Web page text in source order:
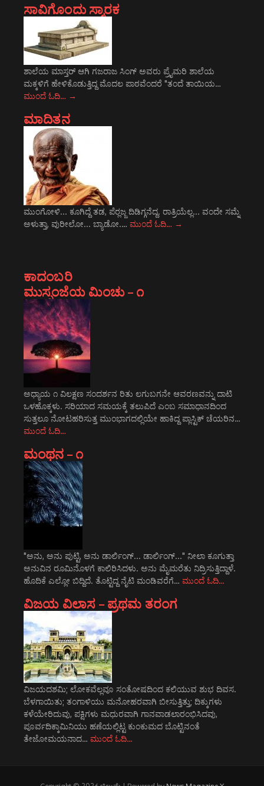
ಸಾವಿಗೊಂದು ಸ್ಮಾರಕ
ಶಾಲೆಯ ಮಾಸ್ತರ್ ಆಗಿ ಗಜರಾಜ ಸಿಂಗ್ ಅವರು ಪ್ರೈಮರಿ ಶಾಲೆಯ
ಮಕ್ಕಳಿಗೆ ಹೇಳಿಕೊಡುತ್ತಿದ್ದ ಮೊದಲ ಪಾಠವೆಂದರೆ "ತಂದೆ ತಾಯಿಯ…
ಮುಂದೆ ಓದಿ… →
ಮಾದಿತನ
ಮುಂಗೋಳಿ... ಕೂಗಿದ್ದೆ ತಡ, ಪೆರ್‍ಲಜ್ಜ ದಿಡಿಗ್ಗನೆದ್ದ. ರಾತ್ರಿಯೆಲ್ಲ... ವಂದೇ ಸಮ್ನೆ
ಅಳುತ್ತಾ, ವುರೀಲೋ... ಬ್ಯಾಡೋ.… ಮುಂದೆ ಓದಿ… →
ಕಾದಂಬರಿ
ಮುಸ್ಸಂಜೆಯ ಮಿಂಚು – ೧
ಅಧ್ಯಾಯ ೧ ವಿಲಕ್ಷಣ ಸಂದರ್ಶನ ರಿತು ಲಗುಬಗನೇ ಆವರಣವನ್ನು ದಾಟಿ
ಒಳಹೊಕ್ಕಳು. ಸರಿಯಾದ ಸಮಯಕ್ಕೆ ತಲುಪಿದೆ ಎಂಬ ಸಮಾಧಾನದಿಂದ
ಸುತ್ತಲೂ ನೋಟಹರಿಸುತ್ತ ಮುಂಭಾಗದಲ್ಲಿಯೇ ಹಾಕಿದ್ದ ಪ್ಲಾಸ್ಟಿಕ್ ಚೆಯರಿನ…
ಮುಂದೆ ಓದಿ…
ಮಂಥನ – ೧
"ಅನು, ಅನು ಪುಟ್ಟಿ, ಅನು ಡಾರ್ಲಿಂಗ್... ಡಾರ್ಲಿಂಗ್..." ನೀಲಾ ಕೂಗುತ್ತಾ
ಅನುವಿನ ರೂಮಿನೊಳಗೆ ಕಾಲಿರಿಸಿದಳು. ಅನು ಮೈಮರೆತು ನಿದ್ರಿಸುತ್ತಿದ್ದಾಳೆ.
ಹೊದಿಕೆ ಎಲ್ಲೋ ಬಿದ್ದಿದೆ. ತೊಟ್ಟಿದ್ದ ನೈಟಿ ಮಂಡಿವರೆಗೆ… ಮುಂದೆ ಓದಿ…
ವಿಜಯ ವಿಲಾಸ – ಪ್ರಥಮ ತರಂಗ
ವಿಜಯದಶಮಿ; ಲೋಕವೆಲ್ಲವೂ ಸಂತೋಷದಿಂದ ಕಲಿಯುವ ಶುಭ ದಿವಸ.
ಬೆಳಗಾಯಿತು; ತಂಗಾಳಿಯು ಮನೋಹರವಾಗಿ ಬೀಸುತ್ತಿತ್ತು; ದಿಕ್ಕುಗಳು
ಕಳೆಯೇರಿದುವು, ಪಕ್ಷಿಗಳು ಮಧುರವಾಗಿ ಗಾನವಾಡಲಾರಂಭಿಸಿದವು,
ಪೂರ್ವದಿಕ್ಕಾಮಿನಿಯು ಹಣೆಯಲ್ಲಿಟ್ಟ ಕುಂಕುಮದ ಬೊಟ್ಟಿನಂತೆ
ತೇಜೋಮಯನಾದ… ಮುಂದೆ ಓದಿ…